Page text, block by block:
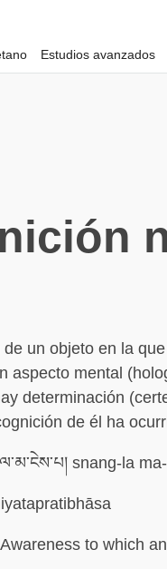
Estudios avanzados
de un objeto en la
aspecto mental
determinación
de él ha
snang-la
Awareness to which